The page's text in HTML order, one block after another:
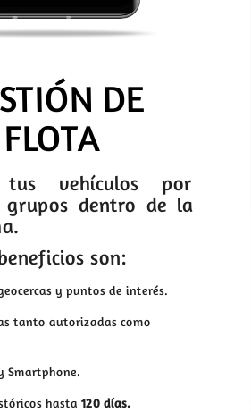
DE
FLOTA
tus vehículos por
grupos dentro de la
son:
y puntos de interés.
tanto autorizadas como
Smartphone.
hasta120 días.